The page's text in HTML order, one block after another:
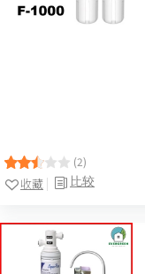
(2)
比较
收藏